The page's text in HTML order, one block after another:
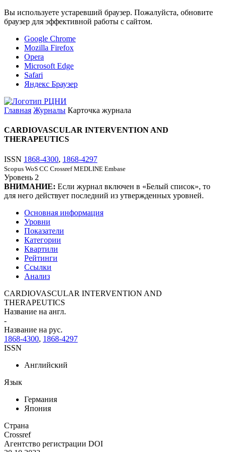
Вы используете устаревший браузер. Пожалуйста, обновите
браузер для эффективной работы с сайтом.
Google Chrome
Mozilla Firefox
Opera
Microsoft Edge
Safari
Яндекс Браузер
Главная Журналы Карточка журнала
CARDIOVASCULAR INTERVENTION AND
THERAPEUTICS
ISSN 1868-4300, 1868-4297
Scopus WoS CC Crossref MEDLINE Embase
Уровень 2
ВНИМАНИЕ: Если журнал включен в «Белый список», то
для него действует последний из утвержденных уровней.
Основная информация
Уровни
Показатели
Категории
Квартили
Рейтинги
Ссылки
Анализ
CARDIOVASCULAR INTERVENTION AND
THERAPEUTICS
Название на англ.
-
Название на рус.
1868-4300, 1868-4297
ISSN
Английский
Язык
Германия
Япония
Страна
Crossref
Агентство регистрации DOI